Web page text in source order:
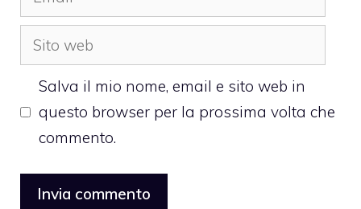
Sito
web
Salva il mio nome, email e sito web in
questo browser per la prossima volta che
commento.